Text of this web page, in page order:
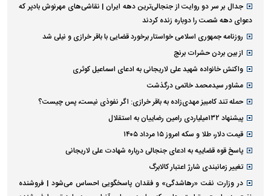
جدال بر سر دو روایت از جنجالی‌ترین دهه ایران | نقاشی‌های مهرنوش بادپر که
دعوای دهه شصت را دوباره زنده کردند
روزنامه جمهوری اسلامی خواستار برخورد قضایی با باقر خرازی و نیلی شد
از بین بردن حشرات برنج
واکنش خانواده شهید علی لاریجانی به ادعای اسماعیل کوثری
مشاور سیدمحمد خاتمی درگذشت
حمله تند کامبیز مهدی‌زاده به باقر خرازی: اگر نفوذی نیست، پس چیست؟
پیشنهاد ۱۳۲میلیاردی رامین رضاییان به استقلال
قیمت دلار، طلا و سکه امروز ۱۵ مرداد ۱۴۰۵
پاسخ قوه قضاییه به ادعای جنجالی درباره شهادت علی لاریجانی
تغییر زمانبندی‌ شارژ اعتبار کالابرگ
در وزارت نفت «رهاشدگی» و فقدان پاسخگویی احساس می‌شود | فروشنده